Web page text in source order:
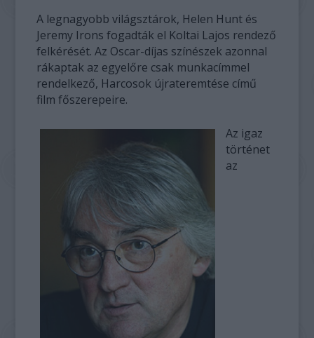
A legnagyobb világsztárok, Helen Hunt és
Jeremy Irons fogadták el Koltai Lajos rendező
felkérését. Az Oscar-díjas színészek azonnal
rákaptak az egyelőre csak munkacímmel
rendelkező, Harcosok újrateremtése című
film főszerepeire.
Az igaz
történet
az